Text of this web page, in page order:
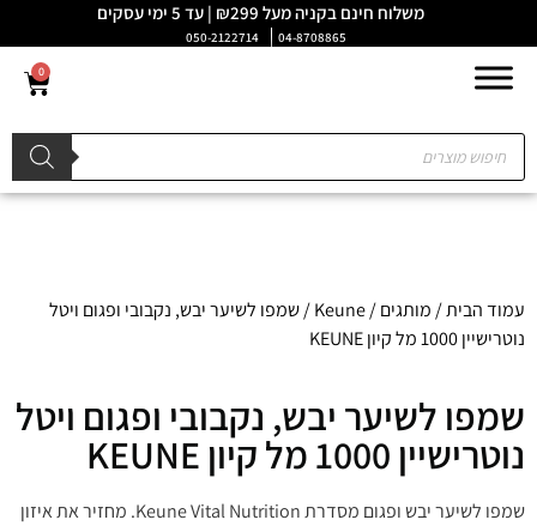
משלוח חינם בקניה מעל ₪299 | עד 5 ימי עסקים
04-8708865
050-2122714
0
עמוד הבית/מותגים/
Keune/ שמפו לשיער יבש, נקבובי ופגום ויטל
נוטרישיין 1000 מל קיון KEUNE
שמפו לשיער יבש, נקבובי ופגום ויטל
נוטרישיין 1000 מל קיון KEUNE
שמפו לשיער יבש ופגום מסדרת Keune Vital Nutrition. מחזיר את איזון